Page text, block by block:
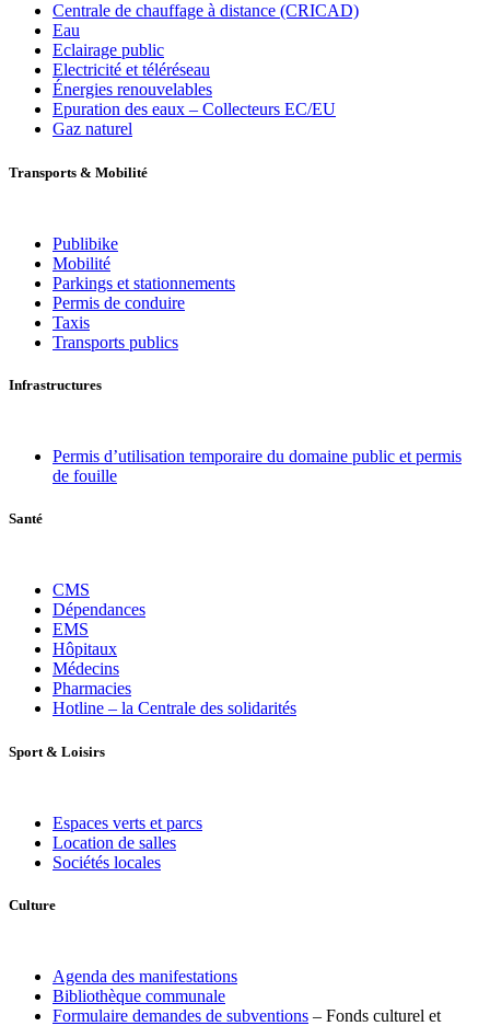
Centrale de chauffage à distance (CRICAD)
Eau
Eclairage public
Electricité et téléréseau
Énergies renouvelables
Epuration des eaux – Collecteurs EC/EU
Gaz naturel
Transports & Mobilité
Publibike
Mobilité
Parkings et stationnements
Permis de conduire
Taxis
Transports publics
Infrastructures
Permis d’utilisation temporaire du domaine public et permis
de fouille
Santé
CMS
Dépendances
EMS
Hôpitaux
Médecins
Pharmacies
Hotline – la Centrale des solidarités
Sport & Loisirs
Espaces verts et parcs
Location de salles
Sociétés locales
Culture
Agenda des manifestations
Bibliothèque communale
Formulaire demandes de subventions – Fonds culturel et